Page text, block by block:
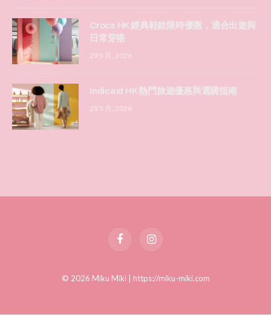
Crocs HK 經典鞋款限時優惠，適合出遊與
日常穿搭
29 5 月, 2026
Indicaid HK 熱門旅遊優惠與選購指南
29 5 月, 2026
FacebookInstagram
© 2026 Miku Miki | https://miku-miki.com